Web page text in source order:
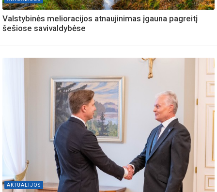
Valstybinės melioracijos atnaujinimas įgauna pagreitį
šešiose savivaldybėse
AKTUALIJOS